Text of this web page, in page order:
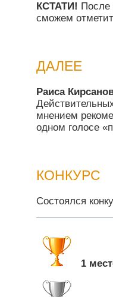
КСТАТИ! После
сможем
ДАЛЕЕ
Раиса
мнением
одном голосе
КОНКУРС
Состоялся
1